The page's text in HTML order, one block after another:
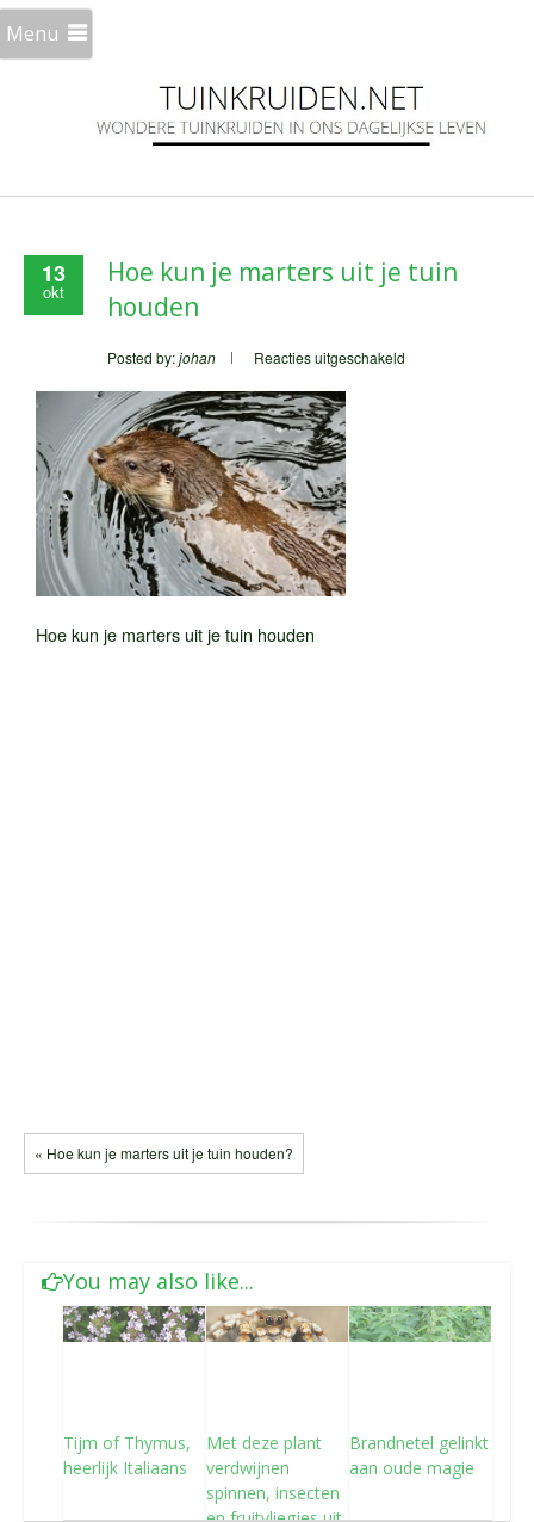
Menu
13
okt
Hoe kun je marters uit je tuin
houden
Posted by:johan Reacties uitgeschakeld
Hoe kun je marters uit je tuin houden
« Hoe kun je marters uit je tuin houden?
You may also like...
Tijm of Thymus,
heerlijk Italiaans
Met deze plant
verdwijnen
spinnen, insecten
en fruitvliegjes uit
Brandnetel gelinkt
aan oude magie